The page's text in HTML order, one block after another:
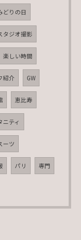
どりの日
ジオ撮影
楽しい時間
紹介 GW
恵比寿
ニティ
ーツ
パリ 専門